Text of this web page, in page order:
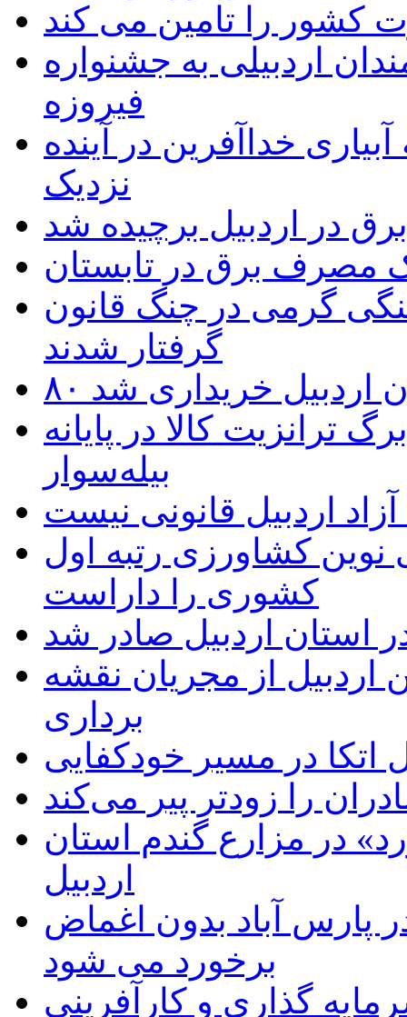
به۵۰ اثر هنرمندان اردبیلی به جشنواره
فیروزه
خداآفرین در آینده
نزدیک
مصرف برق در تابستان
گرمی در چنگ قانون
گرفتار شدند
اردبیل خریداری شد
کالا در پایانه
بیله‌سوار
اردبیل قانونی نیست
نوین کشاورزی رتبه اول
کشوری را داراست
استان اردبیل صادر شد
از مجریان نقشه
برداری
در مسیر خودکفایی
را زودتر پیر می‌کند
در مزارع گندم استان
اردبیل
پارس آباد بدون اغماض
برخورد می شود
گذاری و کارآفرینی